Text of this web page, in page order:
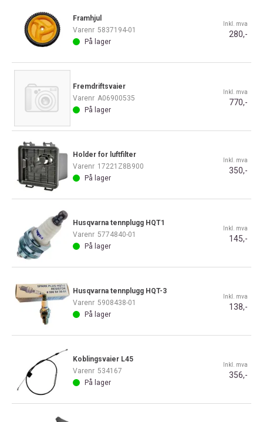
Framhjul
Varenr 5837194-01
På lager
Inkl. mva
280,-
Fremdriftsvaier
Varenr A06900535
På lager
Inkl. mva
770,-
Holder for luftfilter
Varenr 17221Z8B900
På lager
Inkl. mva
350,-
Husqvarna tennplugg HQT1
Varenr 5774840-01
På lager
Inkl. mva
145,-
Husqvarna tennplugg HQT-3
Varenr 5908438-01
På lager
Inkl. mva
138,-
Koblingsvaier L45
Varenr 534167
På lager
Inkl. mva
356,-